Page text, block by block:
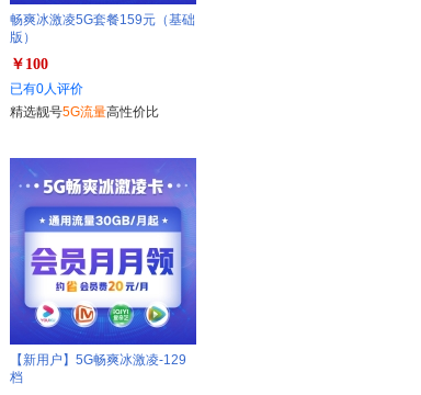
畅爽冰激凌5G套餐159元（基础
版）
￥100
已有0人评价
精选靓号5G流量高性价比
【新用户】5G畅爽冰激凌-129
档